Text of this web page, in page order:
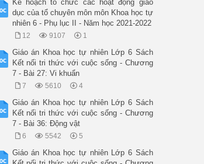
Kế hoạch tổ chức các hoạt động giáo
dục của tổ chuyên môn môn Khoa học tự
nhiên 6 - Phụ lục II - Năm học 2021-2022
12 9107 1
Giáo án Khoa học tự nhiên Lớp 6 Sách
Kết nối tri thức với cuộc sống - Chương
7 - Bài 27: Vi khuẩn
7 5610 4
Giáo án Khoa học tự nhiên Lớp 6 Sách
Kết nối tri thức với cuộc sống - Chương
7 - Bài 36: Động vật
6 5542 5
Giáo án Khoa học tự nhiên Lớp 6 Sách